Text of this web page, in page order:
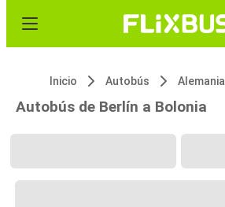
Inicio Autobús Alemania
Autobús de Berlín a Bolonia